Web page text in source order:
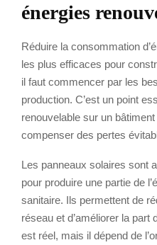
énergies
Réduire la consommation
les plus efficaces pour
il faut commencer par les
production. C’est un point
renouvelable sur un
compenser des pertes
Les panneaux solaires sont
pour produire une partie de
sanitaire. Ils permettent de
réseau et d’améliorer la part
est réel, mais il dépend de